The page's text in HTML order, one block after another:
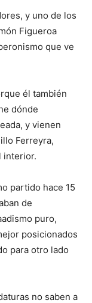
y uno de los
Figueroa
que ve
él también
dónde
y vienen
Ferreyra,
interior.
partido hace 15
de
puro,
posicionados
para otro lado
no saben a